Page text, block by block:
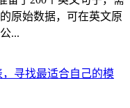
原始数据，可在英文原
...